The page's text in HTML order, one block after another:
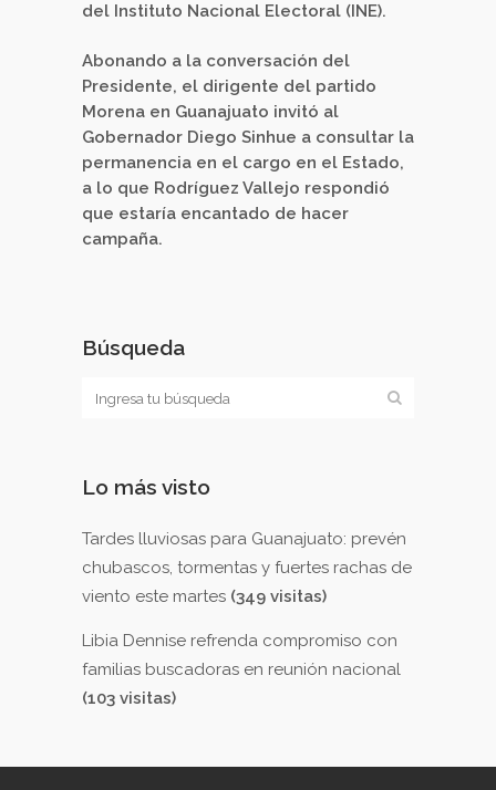
del Instituto Nacional Electoral (INE).
Abonando a la conversación del
Presidente, el dirigente del partido
Morena en Guanajuato invitó al
Gobernador Diego Sinhue a consultar la
permanencia en el cargo en el Estado,
a lo que Rodríguez Vallejo respondió
que estaría encantado de hacer
campaña.
Búsqueda
Lo más visto
Tardes lluviosas para Guanajuato: prevén
chubascos, tormentas y fuertes rachas de
viento este martes (349 visitas)
Libia Dennise refrenda compromiso con
familias buscadoras en reunión nacional
(103 visitas)